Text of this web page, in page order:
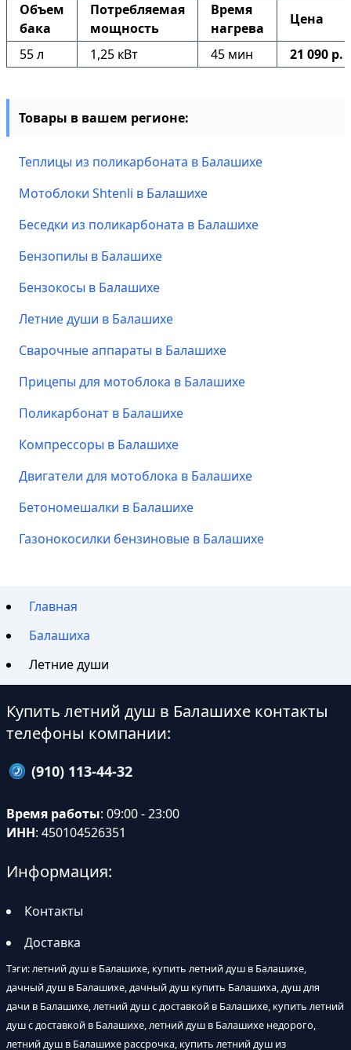
Объем
бака
Потребляемая
мощность
Время
нагрева
Цена
55 л 1,25 кВт 45 мин 21 090 р.
Товары в вашем регионе:
Теплицы из поликарбоната в Балашихе
Мотоблоки Shtenli в Балашихе
Беседки из поликарбоната в Балашихе
Бензопилы в Балашихе
Бензокосы в Балашихе
Летние души в Балашихе
Сварочные аппараты в Балашихе
Прицепы для мотоблока в Балашихе
Поликарбонат в Балашихе
Компрессоры в Балашихе
Двигатели для мотоблока в Балашихе
Бетономешалки в Балашихе
Газонокосилки бензиновые в Балашихе
Главная
Балашиха
Летние души
Купить летний душ в Балашихе контакты
телефоны компании:
(910) 113-44-32
Время работы: 09:00 - 23:00
ИНН: 450104526351
Информация:
Контакты
Доставка
Тэги: летний душ в Балашихе, купить летний душ в Балашихе,
дачный душ в Балашихе, дачный душ купить Балашиха, душ для
дачи в Балашихе, летний душ с доставкой в Балашихе, купить летний
душ с доставкой в Балашихе, летний душ в Балашихе недорого,
летний душ в Балашихе рассрочка, купить летний душ из